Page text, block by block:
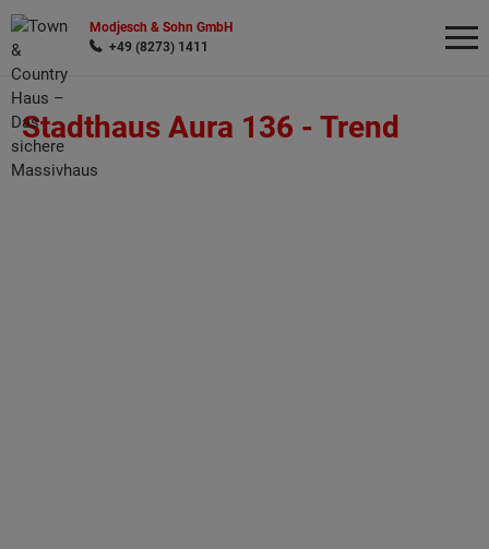
Modjesch & Sohn GmbH
+49 (8273) 1411
Stadthaus Aura 136 - Trend
Wonach möchten Sie suchen?